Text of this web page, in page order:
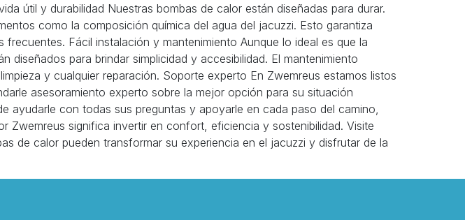
útil y durabilidad Nuestras bombas de calor están diseñadas para durar.
como la composición química del agua del jacuzzi. Esto garantiza
Fácil instalación y mantenimiento Aunque lo ideal es que la
para brindar simplicidad y accesibilidad. El mantenimiento
y cualquier reparación. Soporte experto En Zwemreus estamos listos
asesoramiento experto sobre la mejor opción para su situación
ayudarle con todas sus preguntas y apoyarle en cada paso del camino,
Zwemreus significa invertir en confort, eficiencia y sostenibilidad. Visite
de calor pueden transformar su experiencia en el jacuzzi y disfrutar de la